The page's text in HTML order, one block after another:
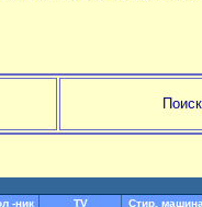
-ник TV Стир. машина